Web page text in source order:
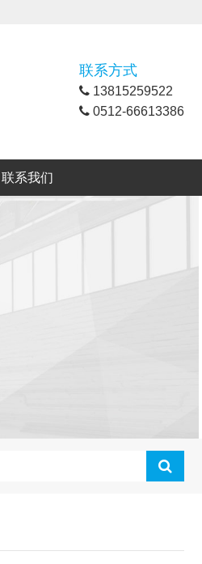
联系方式
13815259522
0512-66613386
联系我们